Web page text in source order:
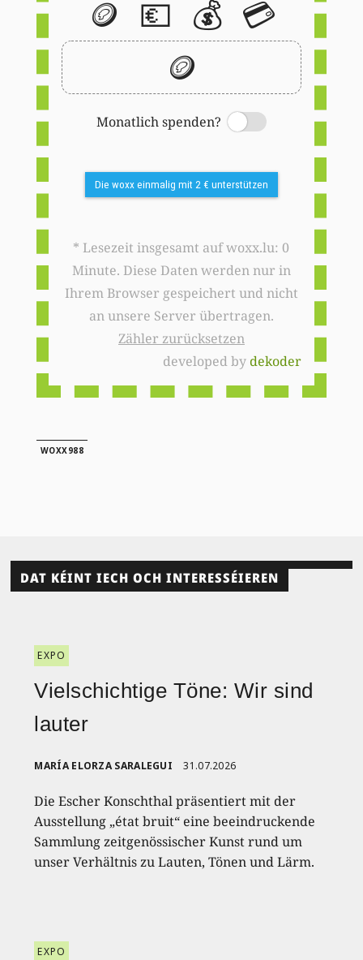
🪙 💶 💰 💳
🪙
Monatlich spenden?
Switch
Die woxx einmalig mit 2 € unterstützen
* Lesezeit insgesamt auf woxx.lu: 0
Minute. Diese Daten werden nur in
Ihrem Browser gespeichert und nicht
an unsere Server übertragen.
Zähler zurücksetzen
developed bydekoder
WOXX988
DAT KÉINT IECH OCH INTERESSÉIEREN
EXPO
Vielschichtige Töne: Wir sind
lauter
MARÍA ELORZA SARALEGUI 31.07.2026
Die Escher Konschthal präsentiert mit der
Ausstellung „état bruit“ eine beeindruckende
Sammlung zeitgenössischer Kunst rund um
unser Verhältnis zu Lauten, Tönen und Lärm.
EXPO